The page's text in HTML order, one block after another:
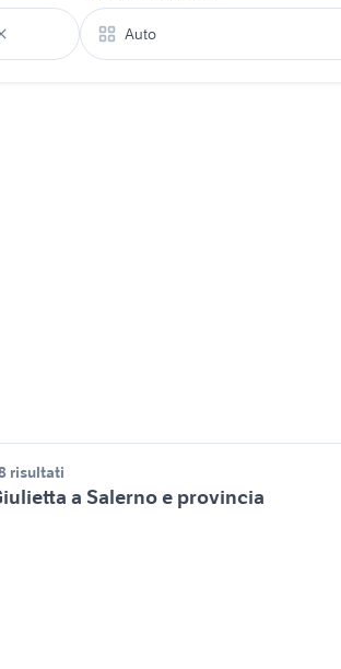
Auto
risultati
a Salerno e provincia